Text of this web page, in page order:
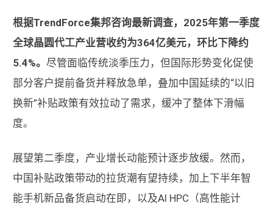
根据TrendForce集邦咨询最新调查，2025年第一季度
全球晶圆代工产业营收约为364亿美元，环比下降约
5.4%。 尽管面临传统淡季压力，但国际形势变化促使
部分客户提前备货并释放急单，叠加中国延续的“以旧
换新”补贴政策有效拉动了需求，缓冲了整体下滑幅
度。
展望第二季度，产业增长动能预计逐步放缓。然而，
中国补贴政策带动的拉货潮有望持续，加上下半年智
能手机新品备货启动在即，以及AI HPC（高性能计